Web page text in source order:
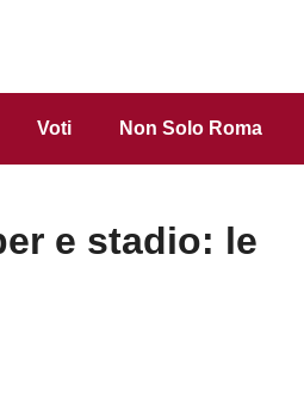
Voti Non Solo Roma
e stadio: le